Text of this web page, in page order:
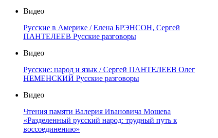
Видео
Русские в Америке / Елена БРЭНСОН, Сергей
ПАНТЕЛЕЕВ Русские разговоры
Видео
Русские: народ и язык / Сергей ПАНТЕЛЕЕВ Олег
НЕМЕНСКИЙ Русские разговоры
Видео
Чтения памяти Валерия Ивановича Мошева
«Разделенный русский народ: трудный путь к
воссоединению»